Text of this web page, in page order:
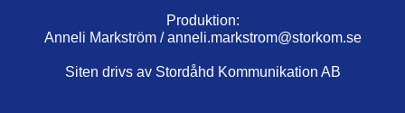
Produktion:
Anneli Markström /anneli.markstrom@storkom.se
Siten drivs av Stordåhd Kommunikation AB